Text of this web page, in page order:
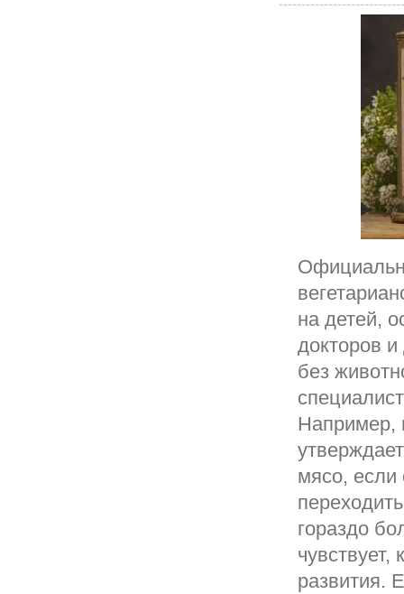
на детей,
докторов
без
Например,
мясо, если
гораздо
развития.